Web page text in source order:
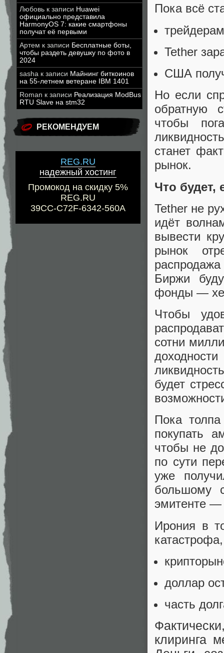
Любовь к записи Huawei
официально представила
HarmonyOS 7: какие смартфоны
получат её первыми
Артем к записи Бесплатные боты,
чтобы раздеть девушку по фото в
2024
sasha к записи Майнинг биткоинов
на 55-летнем ветеране IBM 1401
Roman к записи Реализация ModBus
RTU Slave на stm32
РЕКОМЕНДУЕМ
REG.RU
надежный хостинг
Промокод на скидку 5%
REG.RU
39CC-C72F-6342-560A
Пока всё
Tether
США
Но если
обратную
чтобы
станет
рынок.
Что будет,
Tether не
идёт
вывести
рынок
Биржи
фонды —
Чтобы
сотни
будет
Пока
покупать
чтобы не
по сути
уже
большому
эмитенте —
Ирония в
доллар
часть
клиринга